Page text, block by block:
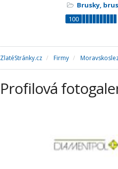
Brusky,
100
ZlatéStránky.cz Firmy
Profilová